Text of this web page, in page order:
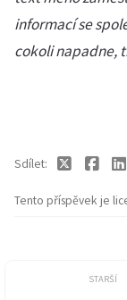
informací se
cokoli napadne,
Tento příspěvek je
Sdílet